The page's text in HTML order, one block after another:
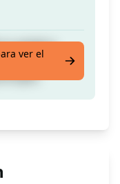
tu palabra
al título del
ver el